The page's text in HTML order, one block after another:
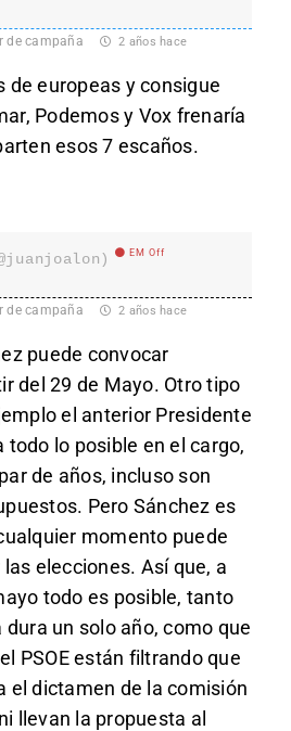
de campaña 2 años hace
de europeas y consigue
Podemos y Vox frenaría
esos 7 escaños.
EM Off
de campaña 2 años hace
puede convocar
del 29 de Mayo. Otro tipo
el anterior Presidente
todo lo posible en el cargo,
de años, incluso son
Pero Sánchez es
momento puede
elecciones. Así que, a
todo es posible, tanto
un solo año, como que
PSOE están filtrando que
el dictamen de la comisión
llevan la propuesta al